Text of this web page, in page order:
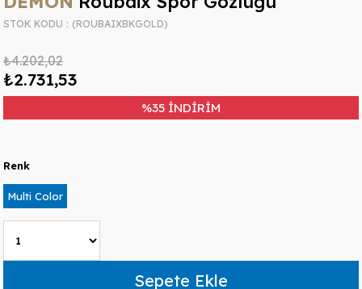
STOK KODU (ROUBAIXBKGOLD)
₺4.202,02
₺2.731,53
%35 İNDIRIM
Renk
Multi Color